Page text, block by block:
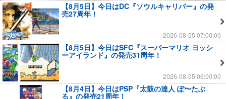
【8月5日】今日はDC『ソウルキャリバー』の発
売27周年！
2026-08-05 07:00:00
【8月5日】今日はSFC『スーパーマリオ ヨッシ
ーアイランド』の発売31周年！
2026-08-05 06:00:00
【8月4日】今日はPSP『太鼓の達人 ぽ〜たぶ
る』の発売21周年！